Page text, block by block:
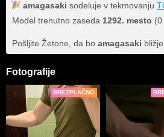
amagasaki sodeluje v tekmovanju
Model trenutno zaseda 1292. mesto (0
Pošljite Žetone, da bo amagasaki bližje
Fotografije
BREZPLAČNO